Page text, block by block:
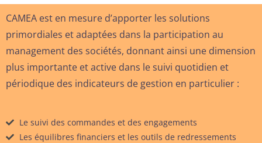
CAMEA est en mesure d’apporter les solutions
primordiales et adaptées dans la participation au
management des sociétés, donnant ainsi une dimension
plus importante et active dans le suivi quotidien et
périodique des indicateurs de gestion en particulier :
Le suivi des commandes et des engagements
Les équilibres financiers et les outils de redressements